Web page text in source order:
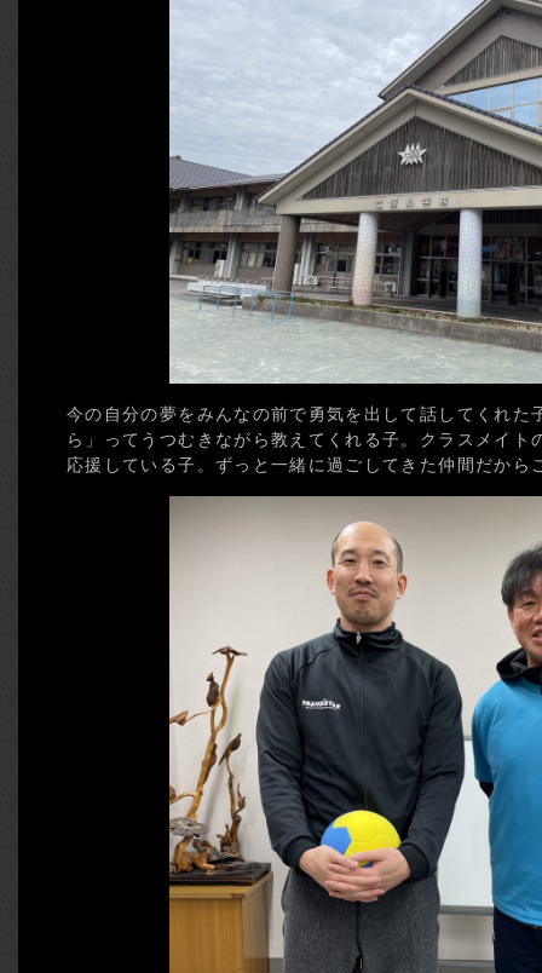
今の自分の夢をみんなの前で勇気を出して話してくれた
ら」ってうつむきながら教えてくれる子。クラスメイト
応援している子。ずっと一緒に過ごしてきた仲間だから